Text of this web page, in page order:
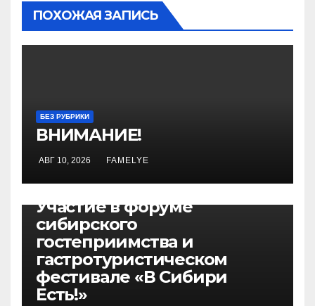
ПОХОЖАЯ ЗАПИСЬ
БЕЗ РУБРИКИ
ВНИМАНИЕ!
АВГ 10, 2026 FAMELYE
Участие в форуме
сибирского
гостеприимства и
гастротуристическом
фестивале «В Сибири
Есть!»